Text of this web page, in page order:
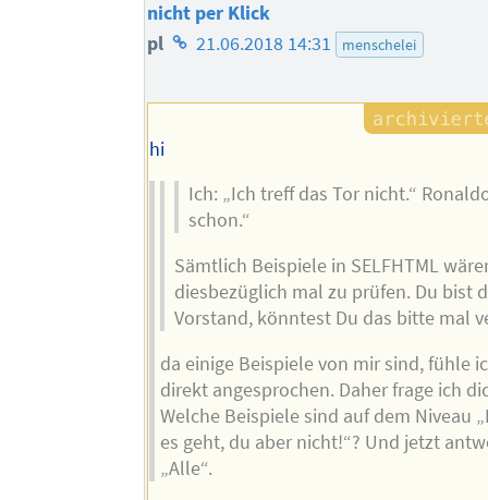
nicht per Klick
pl Homepage
Autors
21.06.2018 14:31 menschelei
hi
Ich: „Ich treff das Tor nicht.“
schon.“
Sämtlich Beispiele in SELFHTML
diesbezüglich mal zu prüfen. Du bist
Vorstand, könntest Du das bitte mal
da einige Beispiele von mir sind, fühle
direkt angesprochen. Daher frage ich
Welche Beispiele sind auf dem Niveau
es geht, du aber nicht!“? Und jetzt
„Alle“.